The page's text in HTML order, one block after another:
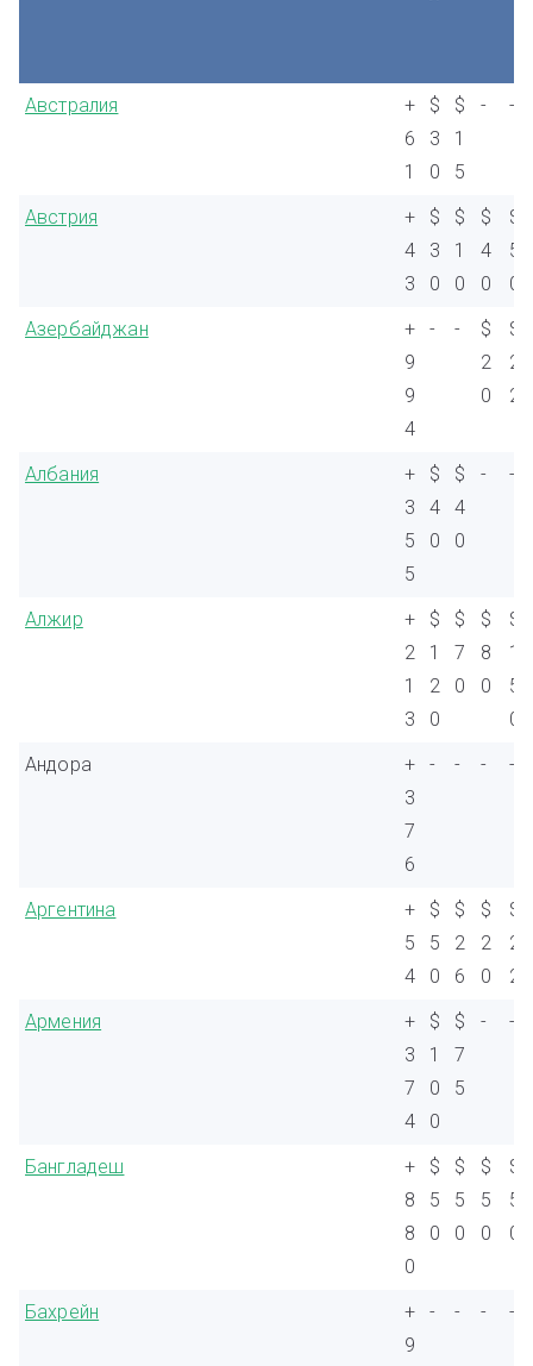
Австралия
+
6
1
$
3
0
$
1
5
- -
Австрия
+
4
3
$
3
0
$
1
0
$
4
0
$
5
0
Азербайджан
+
9
9
4
- -
$
2
0
$
2
2
Албания
+
3
5
5
$
4
0
$
4
0
- -
Алжир
+
2
1
3
$
1
2
0
$
7
0
$
8
0
$
1
5
0
Андора
+
3
7
6
- - - -
Аргентина
+
5
4
$
5
0
$
2
6
$
2
0
$
2
2
Армения
+
3
7
4
$
1
0
0
$
7
5
- -
Бангладеш
+
8
8
0
$
5
0
$
5
0
$
5
0
$
5
0
Бахрейн
+
9
- - - -